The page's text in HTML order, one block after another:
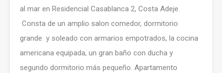
al mar en Residencial Casablanca 2, Costa Adeje.
Consta de un amplio salon comedor, dormitorio
grande y soleado con armarios empotrados, la cocina
americana equipada, un gran baño con ducha y
segundo dormitorio más pequeño. Apartamento